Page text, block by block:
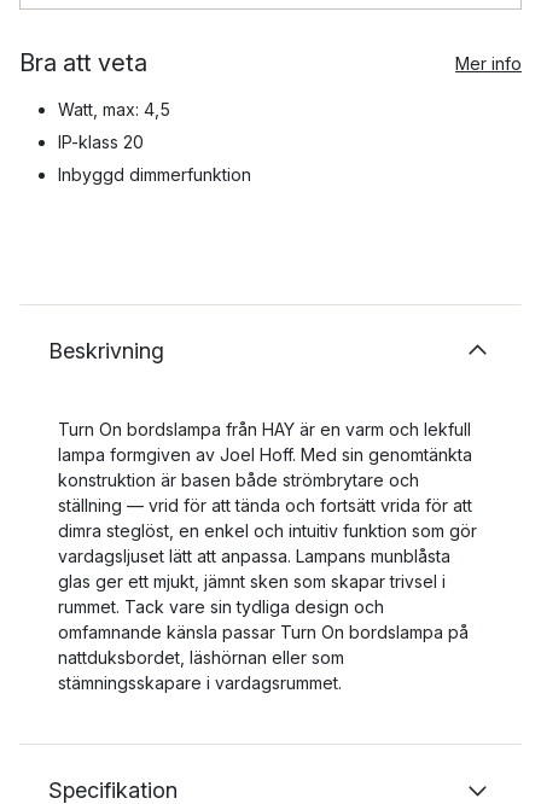
Bra att veta Mer info
Watt, max: 4,5
IP-klass 20
Inbyggd dimmerfunktion
Beskrivning
Turn On bordslampa från HAY är en varm och lekfull
lampa formgiven av Joel Hoff. Med sin genomtänkta
konstruktion är basen både strömbrytare och
ställning — vrid för att tända och fortsätt vrida för att
dimra steglöst, en enkel och intuitiv funktion som gör
vardagsljuset lätt att anpassa. Lampans munblåsta
glas ger ett mjukt, jämnt sken som skapar trivsel i
rummet. Tack vare sin tydliga design och
omfamnande känsla passar Turn On bordslampa på
nattduksbordet, läshörnan eller som
stämningsskapare i vardagsrummet.
Specifikation